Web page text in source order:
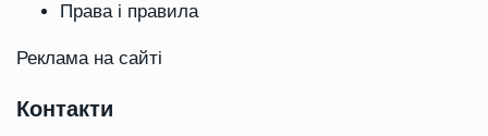
Права і правила
Реклама на сайті
Контакти